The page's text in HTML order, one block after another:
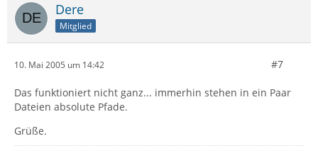
Dere
Mitglied
10. Mai 2005 um 14:42 #7
Das funktioniert nicht ganz... immerhin stehen in ein Paar
Dateien absolute Pfade.
Grüße.